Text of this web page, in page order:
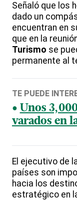
Señaló que los
dado un
encuentran en
que en la
Turismo se
permanente al
TE PUEDE
Unos
varados en
El ejecutivo de
países son
hacia los
estratégico en